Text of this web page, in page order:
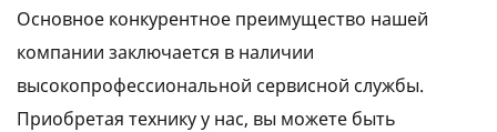
Основное конкурентное преимущество нашей
компании заключается в наличии
высокопрофессиональной сервисной службы.
Приобретая технику у нас, вы можете быть